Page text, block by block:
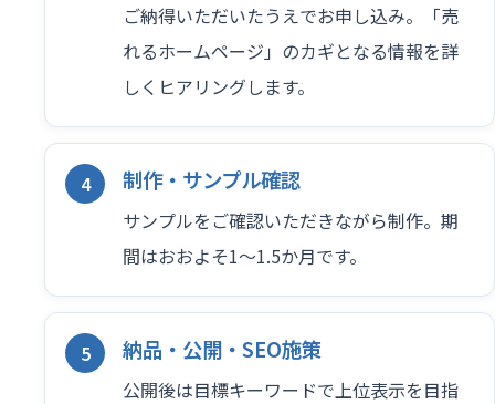
ご納得いただいたうえでお申し込み。「売
れるホームページ」のカギとなる情報を詳
しくヒアリングします。
制作・サンプル確認
サンプルをご確認いただきながら制作。期
間はおおよそ1〜1.5か月です。
納品・公開・SEO施策
公開後は目標キーワードで上位表示を目指